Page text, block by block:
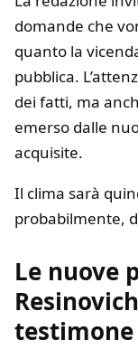
domande che
quanto la
pubblica.
dei fatti, ma
emerso dalle
acquisite.
Il clima sarà
probabilmente,
Le nuove